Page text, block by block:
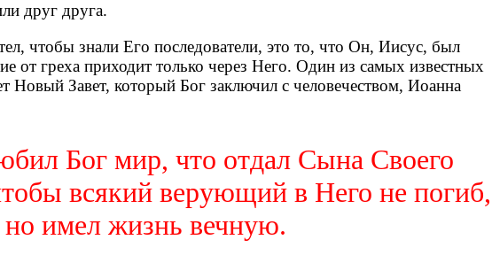
друг друга.
чтобы знали Его последователи, это то, что Он, Иисус, был
от греха приходит только через Него. Один из самых известных
Новый Завет, который Бог заключил с человечеством, Иоанна
Бог мир, что отдал Сына Своего
всякий верующий в Него не погиб,
но имел жизнь вечную.